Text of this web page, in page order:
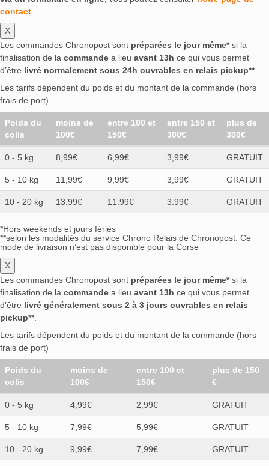
contact
X
Les commandes Chronopost sont préparées le jour même*si la
finalisation de la commande a lieu avant 13h ce qui vous permet
d’être livré normalement sous 24h ouvrables en relais pickup**.
Les tarifs dépendent du poids et du montant de la commande (hors
frais de port)
Poids du
colis
moins de
100€
entre 100 et
150€
entre 150 et
300€
plus de
300€
0 - 5 kg 8,99€ 6,99€ 3,99€ GRATUIT
5 - 10 kg 11,99€ 9,99€ 3,99€ GRATUIT
10 - 20 kg 13.99€ 11.99€ 3.99€ GRATUIT
*Hors weekends et jours fériés
**selon les modalités du service Chrono Relais de Chronopost. Ce
mode de livraison n’est pas disponible pour la Corse
X
Les commandes Chronopost sont préparées le jour même*si la
finalisation de la commande a lieu avant 13h ce qui vous permet
d’être livré généralement sous 2 à 3 jours ouvrables en relais
pickup**.
Les tarifs dépendent du poids et du montant de la commande (hors
frais de port)
Poids du
colis
moins de
100€
entre 100 et
150€
plus de 150
€
0 - 5 kg 4,99€ 2,99€ GRATUIT
5 - 10 kg 7,99€ 5,99€ GRATUIT
10 - 20 kg 9,99€ 7,99€ GRATUIT